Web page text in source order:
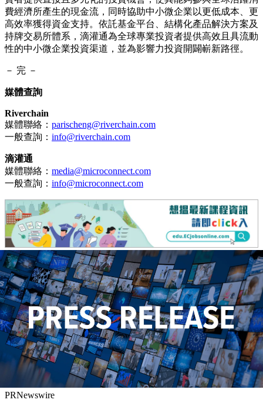
費經濟所產生的現金流，同時協助中小微企業以更低成本、更
高效率獲得資金支持。依託基金平台、結構化產品解決方案及
持牌交易所體系，滴灌通為全球專業投資者提供高效且具流動
性的中小微企業投資渠道，並為影響力投資開闢嶄新路徑。
－ 完 －
媒體查詢
Riverchain
媒體聯絡： parischeng@riverchain.com
一般查詢： info@riverchain.com
滴灌通
媒體聯絡： media@microconnect.com
一般查詢： info@microconnect.com
PRNewswire